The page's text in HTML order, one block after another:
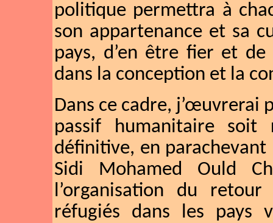
politique permettra à
son appartenance et sa
pays, d’en être fier et
dans la conception et la
Dans ce cadre, j’œuvrerai
passif humanitaire soit
définitive, en parachevant
Sidi Mohamed Ould
l’organisation du
réfugiés dans les pays